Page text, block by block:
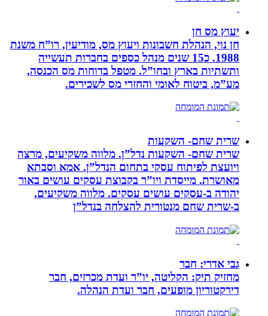
יעוץ מס חן
חן נוי, הנהלת חשבונות ויעוץ מס, מודיעין, רו”ח משנת
1988. כ15 שנים מנהל כספים בחברות תעשייה
ותשתיות בארץ ובחו”ל. מטפל בדוחות מס הכנסה,
מע”מ, ביטוח לאומי והחזרי מס לשכירים.
שרית שחם- השקעות
שרית שחם- השקעות נדל”ן. מלווה משקיעים, מרצה
ויועצת לפיתוח עסקי בתחום הנדל”ן. אמא וסבתא
מאושרת. ‏מייסדת ויו”ר בקבוצת עסקים עושים באור
יהודה‏ ב-‏עסקים עושים עסקים‏. ‏מלווה משקיעים,
ב-‏שרית שחם מנטורית להצלחה בנדל”ן‏
גבי אדרי: חבר
מחזיק תיק: הקליטה, יו”ר ועדת מכרזים, חבר
דירקטוריון מופעים, חבר ועדת הנהלה.